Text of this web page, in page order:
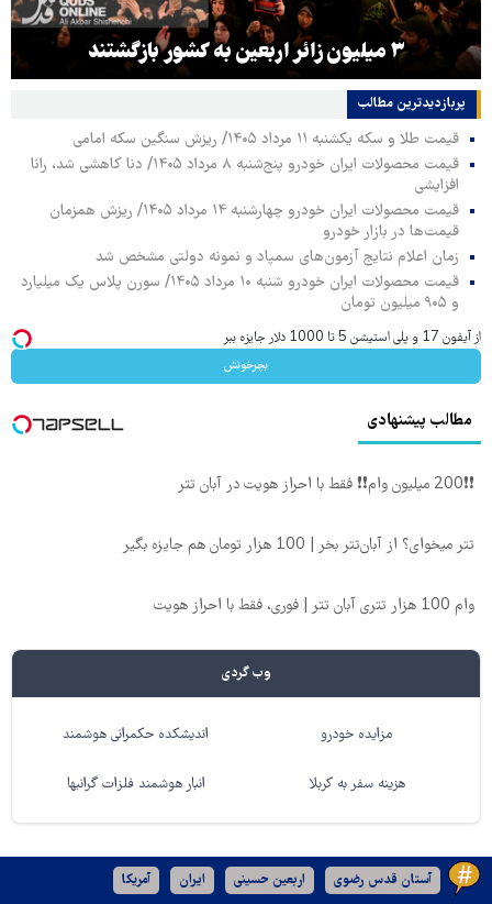
۳ میلیون زائر اربعین به کشور بازگشتند
پربازدیدترین‌ مطالب
قیمت طلا و سکه یکشنبه ۱۱ مرداد ۱۴۰۵/ ریزش سنگین سکه امامی
قیمت محصولات ایران خودرو پنج‌شنبه ۸ مرداد ۱۴۰۵/ دنا کاهشی شد، رانا
افزایشی
قیمت محصولات ایران خودرو چهارشنبه ۱۴ مرداد ۱۴۰۵/ ریزش همزمان
قیمت‌ها در بازار خودرو
زمان اعلام نتایج آزمون‌های سمپاد و نمونه دولتی مشخص شد
قیمت محصولات ایران خودرو شنبه ۱۰ مرداد ۱۴۰۵/ سورن پلاس یک میلیارد
و ۹۰۵ میلیون تومان
از آیفون 17 و پلی استیشن 5 تا 1000 دلار جایزه ببر
بچرخونش
مطالب پیشنهادی
❗❗200 میلیون وام❗❗ فقط با احراز هویت در آبان تتر
تتر میخوای؟ از آبان‌تتر بخر | 100 هزار تومان هم جایزه بگیر
وام 100 هزار تتری آبان تتر | فوری، فقط با احراز هویت
وب گردی
مزایده خودرو اندیشکده حکمرانی هوشمند
هزینه سفر به کربلا انبار هوشمند فلزات گرانبها
آستان قدس رضوی اربعین حسینی ایران آمریکا